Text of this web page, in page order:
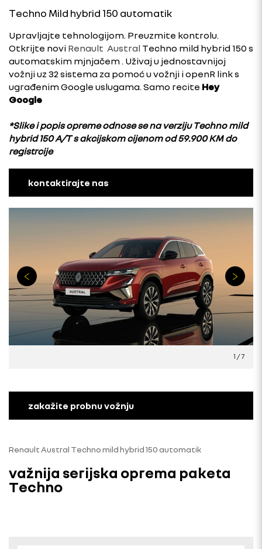
Techno Mild hybrid 150 automatik
Upravljajte tehnologijom. Preuzmite kontrolu.
Otkrijte novi Renault Austral Techno mild hybrid 150 s
automatskim mjnjačem . Uživaj u jednostavnijoj
vožnji uz 32 sistema za pomoć u vožnji i openR link s
ugrađenim Google uslugama. Samo recite Hey
Google
*Slike i popis opreme odnose se na verziju Techno mild
hybrid 150 A/T s akcijskom cijenom od 59.900 KM do
registrcije
kontaktirajte nas
1 /7
zakažite probnu vožnju
Renault Austral Techno mild hybrid 150 automatik
važnija serijska oprema paketa
Techno